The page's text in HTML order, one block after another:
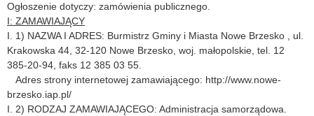
Ogłoszenie dotyczy: zamówienia publicznego.
I: ZAMAWIAJĄCY
I. 1) NAZWA I ADRES: Burmistrz Gminy i Miasta Nowe Brzesko , ul.
Krakowska 44, 32-120 Nowe Brzesko, woj. małopolskie, tel. 12
385-20-94, faks 12 385 03 55.
Adres strony internetowej zamawiającego: http://www.nowe-
brzesko.iap.pl/
I. 2) RODZAJ ZAMAWIAJĄCEGO: Administracja samorządowa.